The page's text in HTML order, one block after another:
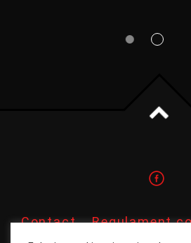
Contact Regulament